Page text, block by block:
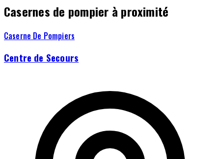
Casernes de pompier à proximité
Caserne De Pompiers
Centre de Secours